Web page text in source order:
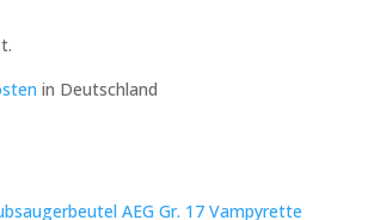
in Deutschland